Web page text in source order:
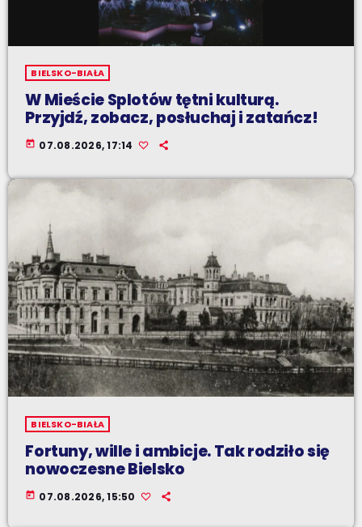
BIELSKO-BIAŁA
W Mieście Splotów tętni kulturą.
Przyjdź, zobacz, posłuchaj i zatańcz!
today 07.08.2026, 17:14
BIELSKO-BIAŁA
Fortuny, wille i ambicje. Tak rodziło się
nowoczesne Bielsko
today 07.08.2026, 15:50